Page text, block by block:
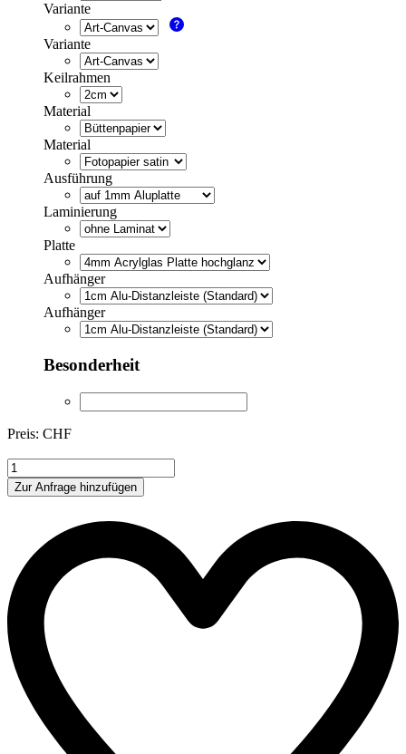
Variante
Variante
Keilrahmen
Material
Material
Ausführung
Laminierung
Platte
Aufhänger
Aufhänger
Besonderheit
Preis: CHF
DIV007
Menge
Zur Anfrage hinzufügen